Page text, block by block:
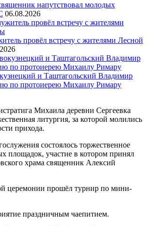
напутствовал молодых
06.08.2026
провёл встречу с жителями Лесной
и Таштагольский Владимир
по протоиерею Михаилу Римару
Михаила деревни Сергеевка
литургия, за которой молились
прихода.
состоялось торжественное
площадок, участие в котором принял
храма священник Алексий
церемонии прошёл турнир по мини-
праздничным чаепитием.